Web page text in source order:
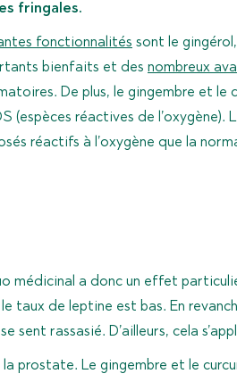
fringales.
fonctionnalités sont le
bienfaits et des nombreux
De plus, le gingembre et
réactives de l’oxygène).
réactifs à l’oxygène que la
médicinal a donc un effet
de leptine est bas. En
sent rassasié. D’ailleurs, cela
prostate. Le gingembre et le